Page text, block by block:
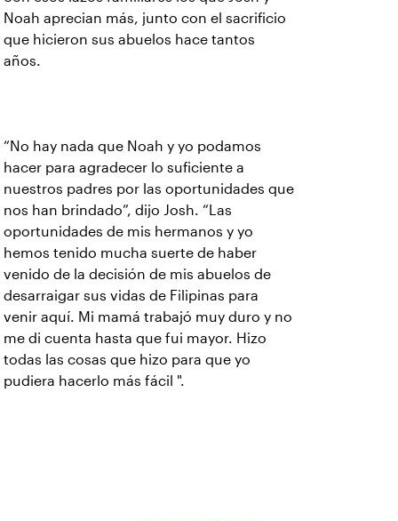
Noah aprecian más, junto con el sacrificio
que hicieron sus abuelos hace tantos
años.
“No hay nada que Noah y yo podamos
hacer para agradecer lo suficiente a
nuestros padres por las oportunidades que
nos han brindado”, dijo Josh. “Las
oportunidades de mis hermanos y yo
hemos tenido mucha suerte de haber
venido de la decisión de mis abuelos de
desarraigar sus vidas de Filipinas para
venir aquí. Mi mamá trabajó muy duro y no
me di cuenta hasta que fui mayor. Hizo
todas las cosas que hizo para que yo
pudiera hacerlo más fácil ".